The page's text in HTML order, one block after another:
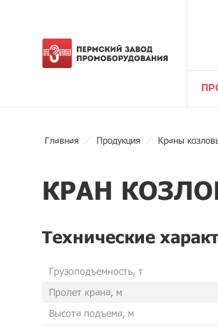
Главная Продукция Краны
КРАН
Технические
Грузоподъемность, т
Пролет крана, м
Высота подъема, м